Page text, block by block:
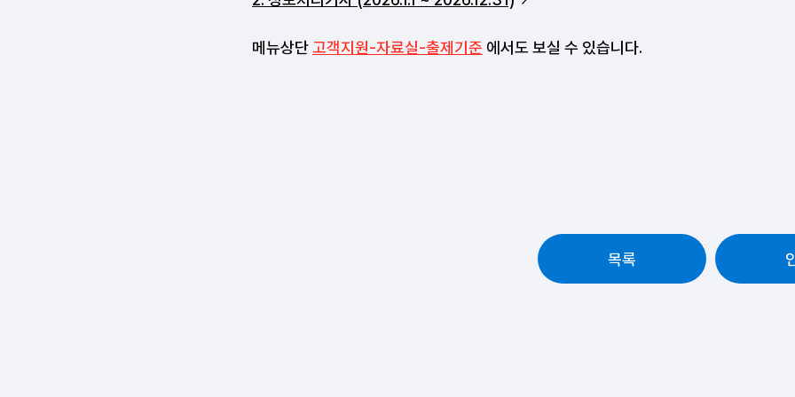
메뉴상단고객지원-자료실-출제기준 에서도 보실 수 있습니다.
목록